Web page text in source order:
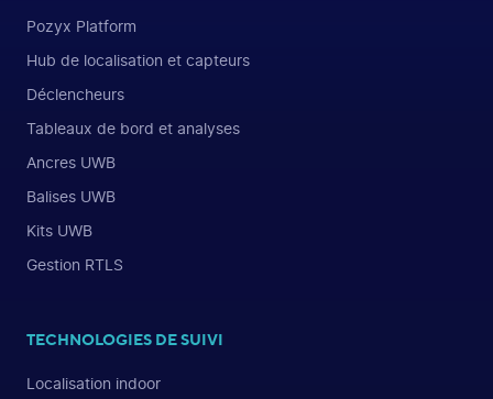
Pozyx Platform
Hub de localisation et capteurs
Déclencheurs
Tableaux de bord et analyses
Ancres UWB
Balises UWB
Kits UWB
Gestion RTLS
TECHNOLOGIES DE SUIVI
Localisation indoor